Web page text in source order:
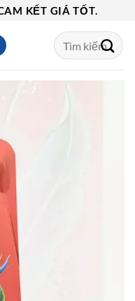
KẾT GIÁ TỐT.
Tìm
kiếm: